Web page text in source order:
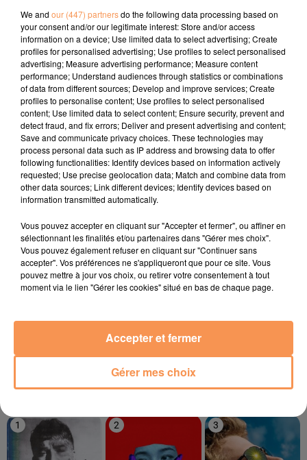
Carolins vendredi 05 juin de 18h30 à 23hwww.lescar.fr
00:52 MAUBOURGUET / LKoto organisé par loe club
automne solidarité 65 dimanche 07 juin à paritr de la salle
du Bouscaretwww.maubourguet.fr
TITRES DIFFUSÉS
16h29
16h29 16h25
16h25
Lush Life
16h22
16h22
LE TOP
1 2 3
We and our (447) partnersdo the following data processing based on
your consent and/or our legitimate interest: Store and/or access
information on a device; Use limited data to select advertising; Create
profiles for personalised advertising; Use profiles to select personalised
advertising; Measure advertising performance; Measure content
performance; Understand audiences through statistics or combinations
of data from different sources; Develop and improve services; Create
profiles to personalise content; Use profiles to select personalised
content; Use limited data to select content; Ensure security, prevent and
detect fraud, and fix errors; Deliver and present advertising and content;
Save and communicate privacy choices. These technologies may
process personal data such as IP address and browsing data to offer
following functionalities: Identify devices based on information actively
requested; Use precise geolocation data; Match and combine data from
other data sources; Link different devices; Identify devices based on
information transmitted automatically.
Vous pouvez accepter en cliquant sur "Accepter et fermer", ou affiner en
sélectionnant les finalités et/ou partenaires dans "Gérer mes choix".
Vous pouvez également refuser en cliquant sur "Continuer sans
accepter". Vos préférences ne s'appliqueront que pour ce site. Vous
pouvez mettre à jour vos choix, ou retirer votre consentement à tout
moment via le lien "Gérer les cookies" situé en bas de chaque page.
Gérer mes choix
Accepter et fermer